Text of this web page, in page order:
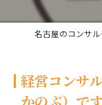
経営コンサ
かのぶ）です